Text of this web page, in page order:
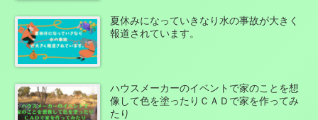
夏休みになっていきなり水の事故が大きく
報道されています。
ハウスメーカーのイベントで家のことを想
像して色を塗ったりＣＡＤで家を作ってみ
たり